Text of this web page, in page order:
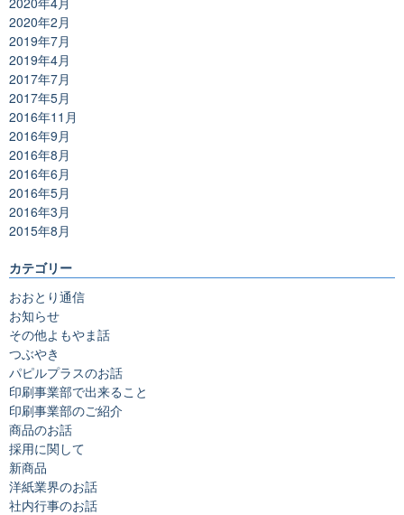
2020年2月
2019年7月
2019年4月
2017年7月
2017年5月
2016年11月
2016年9月
2016年8月
2016年6月
2016年5月
2016年3月
2015年8月
カテゴリー
おおとり通信
お知らせ
その他よもやま話
つぶやき
パピルプラスのお話
印刷事業部で出来ること
印刷事業部のご紹介
商品のお話
採用に関して
新商品
洋紙業界のお話
社内行事のお話